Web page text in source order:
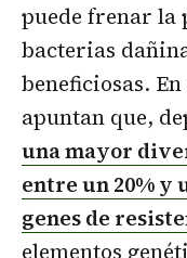
puede frenar la
bacterias
beneficiosas.
apuntan que,
una mayor
entre un 20% y
genes de
elementos